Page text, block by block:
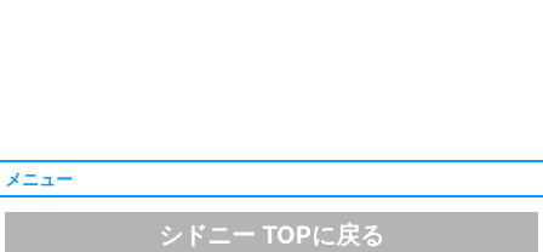
メニュー
シドニー TOPに戻る